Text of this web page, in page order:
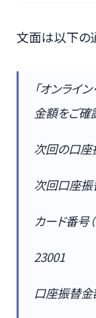
文面は以下の
「オンライ
金額をご確
次回の口座
次回口座
カード番号
23001
口座振替金